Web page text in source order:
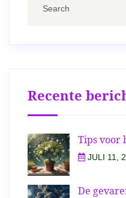
Recente
Tips voor
JULI 11,
De